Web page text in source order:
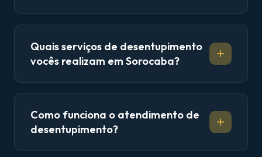
Quais serviços de desentupimento
vocês realizam em Sorocaba?
Como funciona o atendimento de
desentupimento?